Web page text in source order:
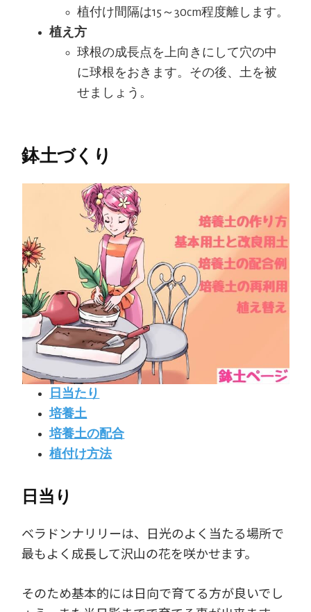
植付け間隔は15～30cm程度離します。
植え方
球根の成長点を上向きにして穴の中
に球根をおきます。その後、土を被
せましょう。
鉢土づくり
日当たり
培養土
培養土の配合
植付け方法
日当り
ベラドンナリリーは、日光のよく当たる場所で
最もよく成長して沢山の花を咲かせます。
そのため基本的には日向で育てる方が良いでし